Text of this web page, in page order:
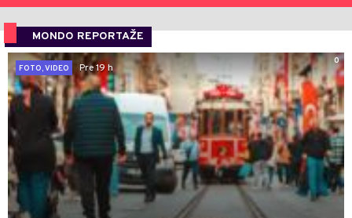
MONDO REPORTAŽE
0
FOTO, VIDEO
Pre 19 h